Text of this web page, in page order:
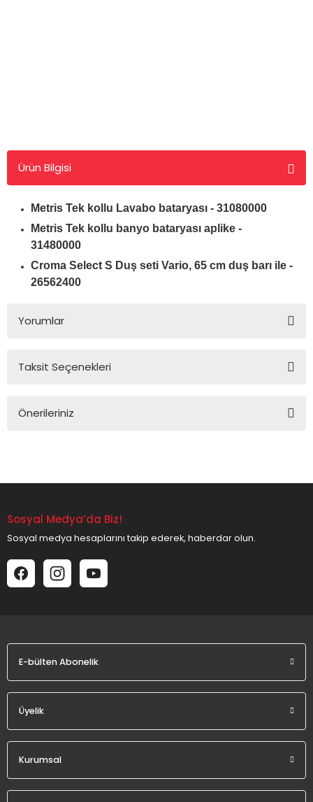
Ürün Bilgisi
Metris Tek kollu Lavabo bataryası - 31080000
Metris Tek kollu banyo bataryası aplike -
31480000
Croma Select S Duş seti Vario, 65 cm duş barı ile -
26562400
Yorumlar
Taksit Seçenekleri
Önerileriniz
Ürün resmi kalitesiz, bozuk veya görüntülenemiyor.
Ürün açıklamasında eksik bilgiler bulunuyor.
Ürün bilgilerinde hatalar bulunuyor.
Ürün fiyatı diğer sitelerden daha pahalı.
Gönder
Sosyal Medya’da Biz!
Sosyal medya hesaplarını takip ederek, haberdar olun.
E-bülten Abonelik
Üyelik
Kurumsal